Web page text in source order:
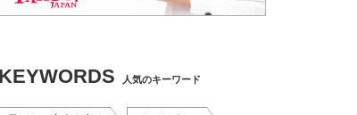
KEYWORDS 人気のキーワード